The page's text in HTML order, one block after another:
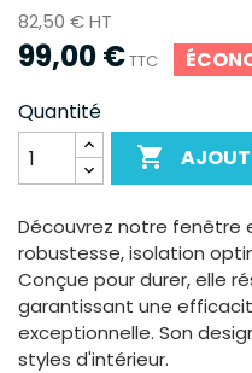
82,50 € HT
99,00 €TTC
Quantité

Découvrez notre fenêtre
robustesse, isolation
Conçue pour durer, elle
garantissant une
exceptionnelle. Son
styles d'intérieur.